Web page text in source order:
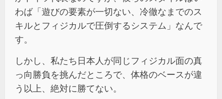
わば「遊びの要素が一切ない、冷徹なまでのス
キルとフィジカルで圧倒するシステム」なんで
す。
しかし、私たち日本人が同じフィジカル面の真
っ向勝負を挑んだところで、体格のベースが違
う以上、絶対に勝てない。